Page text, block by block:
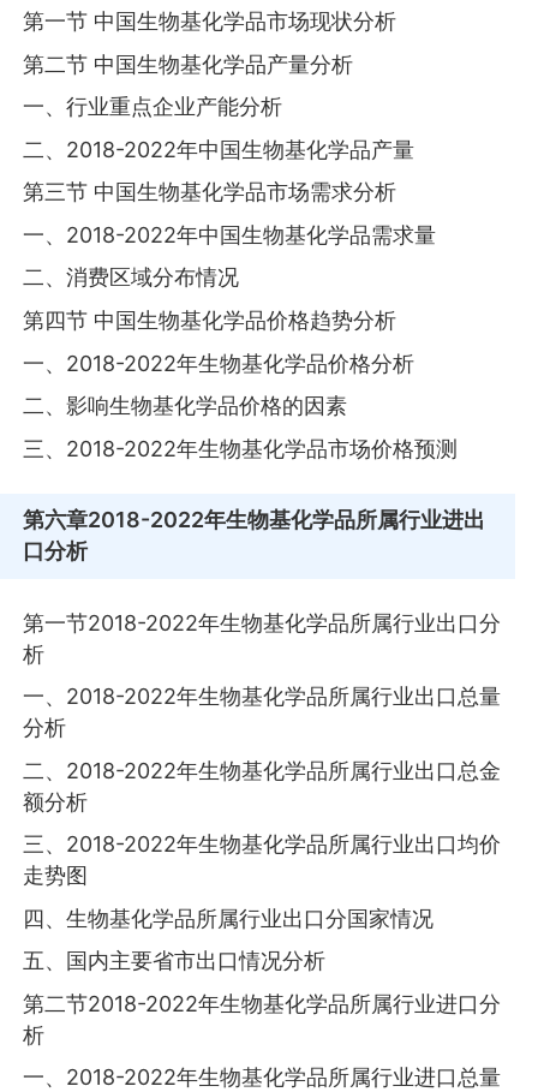
第一节 中国生物基化学品市场现状分析
第二节 中国生物基化学品产量分析
一、行业重点企业产能分析
二、2018-2022年中国生物基化学品产量
第三节 中国生物基化学品市场需求分析
一、2018-2022年中国生物基化学品需求量
二、消费区域分布情况
第四节 中国生物基化学品价格趋势分析
一、2018-2022年生物基化学品价格分析
二、影响生物基化学品价格的因素
三、2018-2022年生物基化学品市场价格预测
第六章2018-2022年生物基化学品所属行业进出
口分析
第一节2018-2022年生物基化学品所属行业出口分
析
一、2018-2022年生物基化学品所属行业出口总量
分析
二、2018-2022年生物基化学品所属行业出口总金
额分析
三、2018-2022年生物基化学品所属行业出口均价
走势图
四、生物基化学品所属行业出口分国家情况
五、国内主要省市出口情况分析
第二节2018-2022年生物基化学品所属行业进口分
析
一、2018-2022年生物基化学品所属行业进口总量